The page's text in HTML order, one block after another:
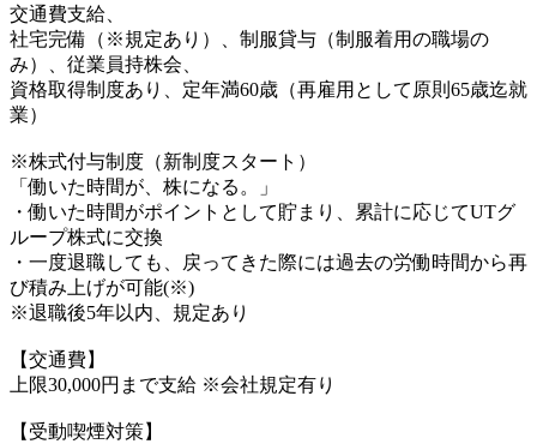
交通費支給、
社宅完備（※規定あり）、制服貸与（制服着用の職場の
み）、従業員持株会、
資格取得制度あり、定年満60歳（再雇用として原則65歳迄就
業）
※株式付与制度（新制度スタート）
「働いた時間が、株になる。」
・働いた時間がポイントとして貯まり、累計に応じてUTグ
ループ株式に交換
・一度退職しても、戻ってきた際には過去の労働時間から再
び積み上げが可能(※)
※退職後5年以内、規定あり
【交通費】
上限30,000円まで支給 ※会社規定有り
【受動喫煙対策】